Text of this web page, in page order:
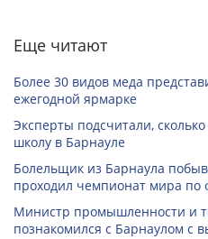
Еще читают
Более 30 видов меда
ежегодной ярмарке
Эксперты подсчитали,
школу в Барнауле
Болельщик из Барнаула
проходил чемпионат мира по
Министр промышленности и
познакомился с Барнаулом с